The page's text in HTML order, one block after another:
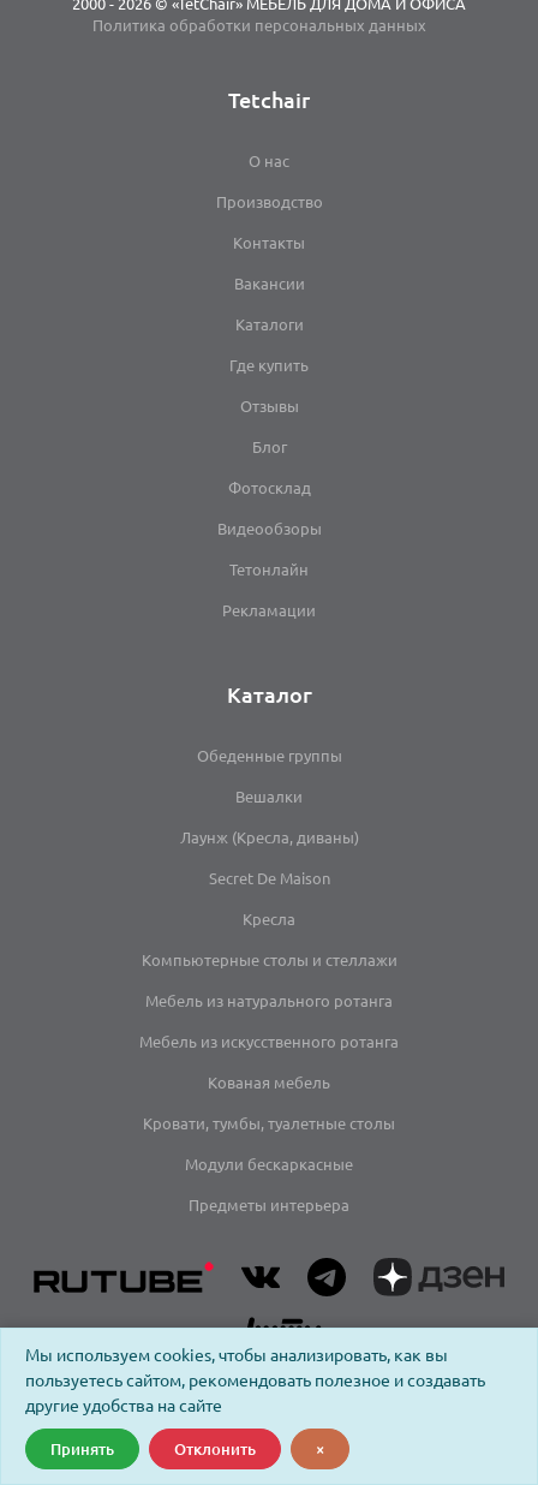
Политика обработки персональных данных
Tetchair
О нас
Производство
Контакты
Вакансии
Каталоги
Где купить
Отзывы
Блог
Фотосклад
Видеообзоры
Тетонлайн
Рекламации
Каталог
Обеденные группы
Вешалки
Лаунж (Кресла, диваны)
Secret De Maison
Кресла
Компьютерные столы и стеллажи
Мебель из натурального ротанга
Мебель из искусственного ротанга
Кованая мебель
Кровати, тумбы, туалетные столы
Модули бескаркасные
Предметы интерьера
Мы используем cookies, чтобы анализировать, как вы
пользуетесь сайтом, рекомендовать полезное и создавать
другие удобства на сайте
Принять Отклонить ×